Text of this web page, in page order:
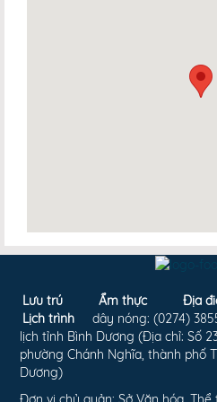
Lưu trú Ẩm thực Địa
Lịch trình
dây nóng: (0274)
lịch tỉnh Bình Dương (Địa chỉ: Số
phường Chánh Nghĩa, thành phố
Dương)